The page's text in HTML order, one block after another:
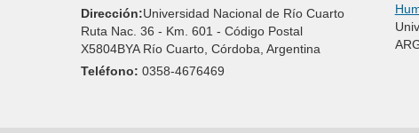
Dirección:Universidad Nacional de Río Cuarto
Ruta Nac. 36 - Km. 601 - Código Postal
X5804BYA Río Cuarto, Córdoba, Argentina
Teléfono:0358-4676469